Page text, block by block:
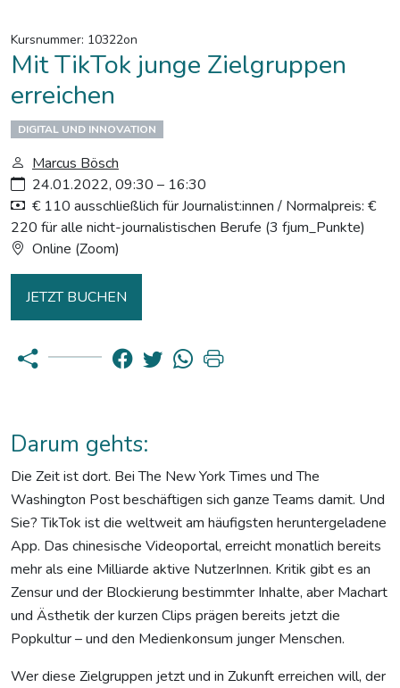
Kursnummer: 10322on
Mit TikTok junge Zielgruppen
erreichen
DIGITAL UND INNOVATION
Marcus Bösch
24.01.2022, 09:30 – 16:30
€ 110 ausschließlich für Journalist:innen / Normalpreis: €
220 für alle nicht-journalistischen Berufe (3 fjum_Punkte)
Online (Zoom)
JETZT BUCHEN
Darum gehts:
Die Zeit ist dort. Bei The New York Times und The
Washington Post beschäftigen sich ganze Teams damit. Und
Sie? TikTok ist die weltweit am häufigsten heruntergeladene
App. Das chinesische Videoportal, erreicht monatlich bereits
mehr als eine Milliarde aktive NutzerInnen. Kritik gibt es an
Zensur und der Blockierung bestimmter Inhalte, aber Machart
und Ästhetik der kurzen Clips prägen bereits jetzt die
Popkultur – und den Medienkonsum junger Menschen.
Wer diese Zielgruppen jetzt und in Zukunft erreichen will, der